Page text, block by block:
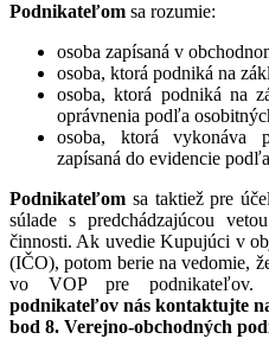
Podnikateľom sa rozumie:
osoba zapísaná v
osoba, ktorá podniká na
osoba, ktorá podniká na
oprávnenia podľa
osoba, ktorá vykonáva
zapísaná do evidencie
Podnikateľom sa taktiež pre
súlade s predchádzajúcou
činnosti. Ak uvedie Kupujúci v
(IČO), potom berie na vedomie,
vo VOP pre
podnikateľov nás kontaktujte
bod 8. Verejno-obchodných